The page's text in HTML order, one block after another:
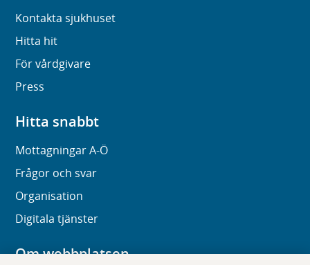
Kontakta sjukhuset
Hitta hit
För vårdgivare
Press
Hitta snabbt
Mottagningar A-Ö
Frågor och svar
Organisation
Digitala tjänster
Om webbplatsen